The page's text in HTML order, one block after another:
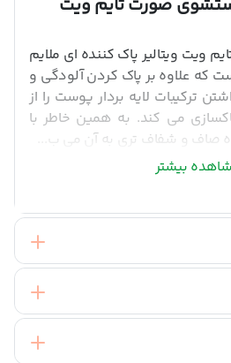
صورت تایم ویت
ویتالیر پاک کننده ای ملایم
که علاوه بر پاک کردن آلودگی و
ترکیبات لایه بردار پوست را از
می کند. به همین خاطر با
صاف و شفاف تری به آن می ب...
بیشتر